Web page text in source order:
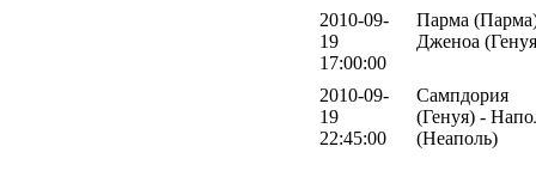
2010-09-
19
17:00:00
Парма
Дженоа
2010-09-
19
22:45:00
Сампдория
(Генуя) -
(Неаполь)